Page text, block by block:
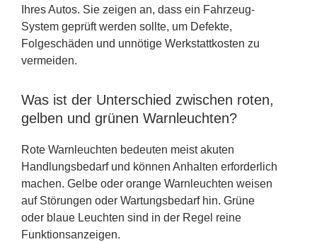
Ihres Autos. Sie zeigen an, dass ein Fahrzeug-
System geprüft werden sollte, um Defekte,
Folgeschäden und unnötige Werkstattkosten zu
vermeiden.
Was ist der Unterschied zwischen roten,
gelben und grünen Warnleuchten?
Rote Warnleuchten bedeuten meist akuten
Handlungsbedarf und können Anhalten erforderlich
machen. Gelbe oder orange Warnleuchten weisen
auf Störungen oder Wartungsbedarf hin. Grüne
oder blaue Leuchten sind in der Regel reine
Funktionsanzeigen.